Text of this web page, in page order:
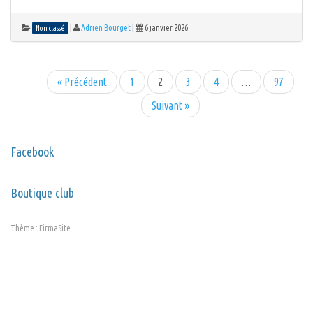
Non classé Adrien Bourget 6 janvier 2026
« Précédent 1 2 3 4 …
97
Suivant »
Facebook
Boutique club
Thème : FirmaSite